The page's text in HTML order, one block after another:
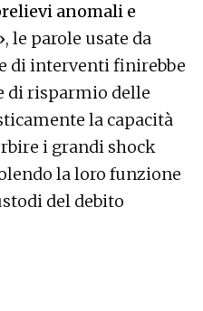
anomali e
, le parole usate da
di interventi finirebbe
di risparmio delle
la capacità
i grandi shock
la loro funzione
del debito